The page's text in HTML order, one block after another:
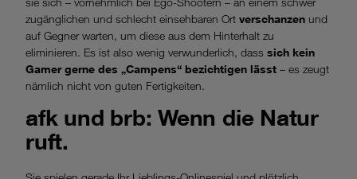
zugänglichen und schlecht einsehbaren Ort verschanzen und
auf Gegner warten, um diese aus dem Hinterhalt zu
eliminieren. Es ist also wenig verwunderlich, dass sich kein
Gamer gerne des „Campens“ bezichtigen lässt – es zeugt
nämlich nicht von guten Fertigkeiten.
afk und brb: Wenn die Natur
ruft.